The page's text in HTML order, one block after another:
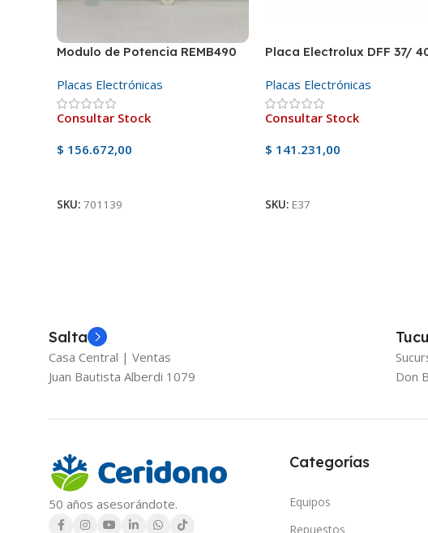
Modulo de Potencia REMB490
Placas Electrónicas
Consultar Stock
$ 156.672,00
SKU: 701139
Placa Electrolux DFF 37/
Placas Electrónicas
Consultar Stock
$ 141.231,00
SKU: E37
Salta
Casa Central | Ventas
Juan Bautista Alberdi 1079
Don
50 años asesorándote.
Categorías
Equipos
Repuestos